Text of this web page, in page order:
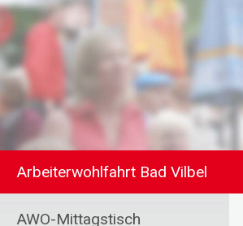
Arbeiterwohlfahrt Bad Vilbel
AWO-Mittagstisch